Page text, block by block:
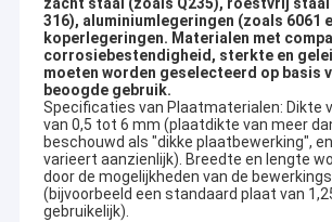
zacht staal (zoals Q235), roestvrij staal
316), aluminiumlegeringen (zoals 6061
koperlegeringen. Materialen met
corrosiebestendigheid, sterkte en
moeten worden geselecteerd op basis
beoogde gebruik.
Specificaties van Plaatmaterialen: Dikte
van 0,5 tot 6 mm (plaatdikte van meer
beschouwd als "dikke plaatbewerking",
varieert aanzienlijk). Breedte en lengte
door de mogelijkheden van de
(bijvoorbeeld een standaard plaat van
gebruikelijk).